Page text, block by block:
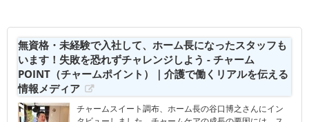
無資格・未経験で入社して、ホーム長になったスタッフも
います！失敗を恐れずチャレンジしよう - チャーム
POINT（チャームポイント）｜介護で働くリアルを伝える
情報メディア
チャームスイート調布、ホーム長の谷口博之さんにイン